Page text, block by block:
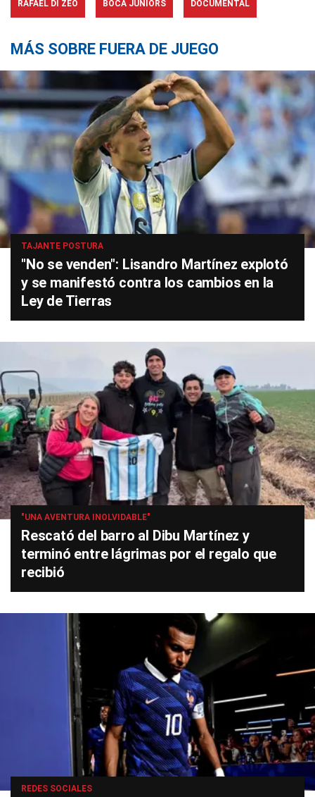
RAFAEL DI ZEO BOCA JUNIORS DOCUMENTAL
MÁS SOBRE FUERA DE JUEGO
TAJANTE POSTURA
"No se venden": Lisandro Martínez explotó
y se manifestó contra los cambios en la
Ley de Tierras
"UNA AVENTURA INOLVIDABLE"
Rescató del barro al Dibu Martínez y
terminó entre lágrimas por el regalo que
recibió
REDES SOCIALES